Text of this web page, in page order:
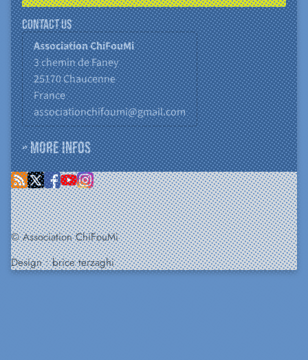
Contact us
Association ChiFouMi
3 chemin de Faney
25170Chaucenne
France
associationchifoumi@gmail.com
» More infos
© Association ChiFouMi
Design :brice terzaghi